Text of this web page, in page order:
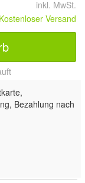
inkl. MwSt.
Kostenloser Versand
Bezahlung nach